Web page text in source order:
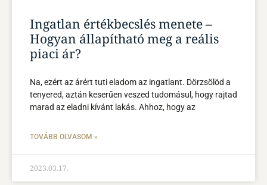
Ingatlan értékbecslés menete –
Hogyan állapítható meg a reális
piaci ár?
Na, ezért az árért tuti eladom az ingatlant. Dörzsölöd a
tenyered, aztán keserűen veszed tudomásul, hogy rajtad
marad az eladni kívánt lakás. Ahhoz, hogy az
TOVÁBB OLVASOM »
2023.03.17.